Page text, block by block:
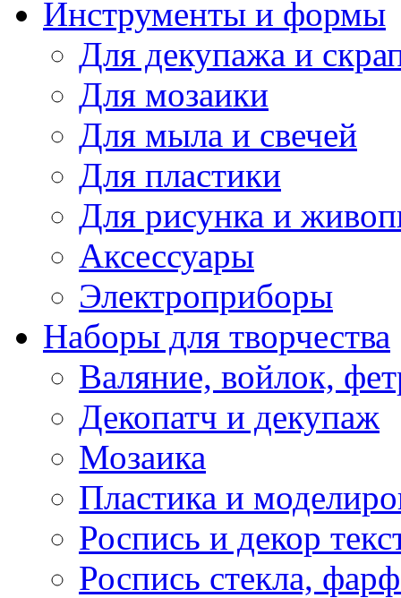
Инструменты и формы
Для декупажа и
Для мозаики
Для мыла и свечей
Для пластики
Для рисунка и
Аксессуары
Электроприборы
Наборы для творчества
Валяние, войлок,
Декопатч и декупаж
Мозаика
Пластика и
Роспись и декор
Роспись стекла,